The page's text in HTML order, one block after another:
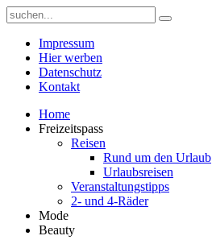
Impressum
Hier werben
Datenschutz
Kontakt
Home
Freizeitspass
Reisen
Rund um den Urlaub
Urlaubsreisen
Veranstaltungstipps
2- und 4-Räder
Mode
Beauty